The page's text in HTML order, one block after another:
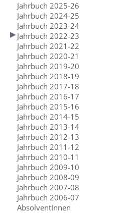
Jahrbuch 2025-26
Jahrbuch 2024-25
Jahrbuch 2023-24
Jahrbuch 2022-23
Jahrbuch 2021-22
Jahrbuch 2020-21
Jahrbuch 2019-20
Jahrbuch 2018-19
Jahrbuch 2017-18
Jahrbuch 2016-17
Jahrbuch 2015-16
Jahrbuch 2014-15
Jahrbuch 2013-14
Jahrbuch 2012-13
Jahrbuch 2011-12
Jahrbuch 2010-11
Jahrbuch 2009-10
Jahrbuch 2008-09
Jahrbuch 2007-08
Jahrbuch 2006-07
AbsolventInnen